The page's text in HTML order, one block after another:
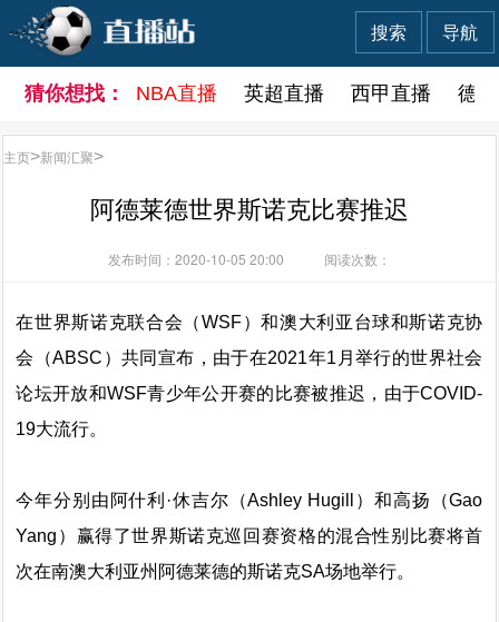
导航
搜索
猜你想找： NBA直播 英超直播 西甲直播 德
主页>新闻汇聚>
阿德莱德世界斯诺克比赛推迟
发布时间：2020-10-05 20:00 阅读次数：
在世界斯诺克联合会（WSF）和澳大利亚台球和斯诺克协
会（ABSC）共同宣布，由于在2021年1月举行的世界社会
论坛开放和WSF青少年公开赛的比赛被推迟，由于COVID-
19大流行。
今年分别由阿什利·休吉尔（Ashley Hugill）和高扬（Gao
Yang）赢得了世界斯诺克巡回赛资格的混合性别比赛将首
次在南澳大利亚州阿德莱德的斯诺克SA场地举行。